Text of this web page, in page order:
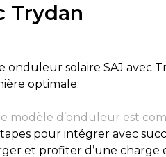
Trydan
solaire SAJ avec
optimale.
modèle d’onduleur est
pour intégrer avec
et profiter d’une